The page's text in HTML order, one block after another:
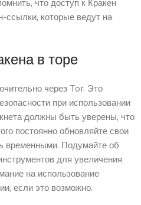
что доступ к Кракен
ссылки, которые ведут на
в торе
через Tor. Это
при использовании
должны быть уверены, что
постоянно обновляйте свои
временными. Подумайте об
для увеличения
на использование
если это возможно.